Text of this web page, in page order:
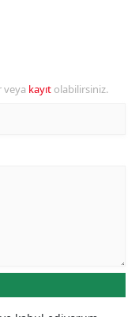
veya kayıt olabilirsiniz.